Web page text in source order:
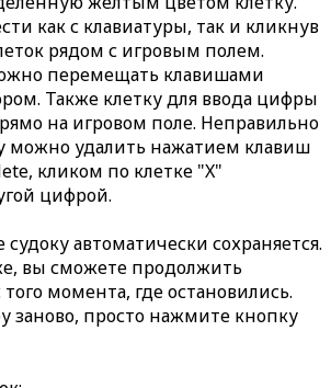
как с клавиатуры, так и кликнув
рядом с игровым полем.
перемещать клавишами
Также клетку для ввода цифры
на игровом поле. Неправильно
можно удалить нажатием клавиш
кликом по клетке "X"
цифрой.
автоматически сохраняется.
вы сможете продолжить
момента, где остановились.
заново, просто нажмите кнопку